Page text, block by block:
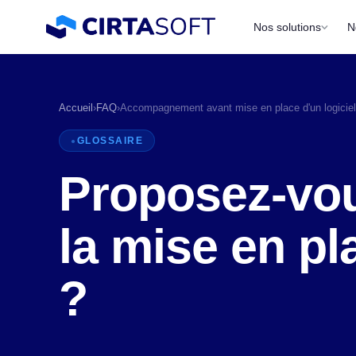
Nos solutions
Accueil ›FAQ›Accompagnement avant mise en place d'un
GLOSSAIRE
Proposez-
la mise en
?